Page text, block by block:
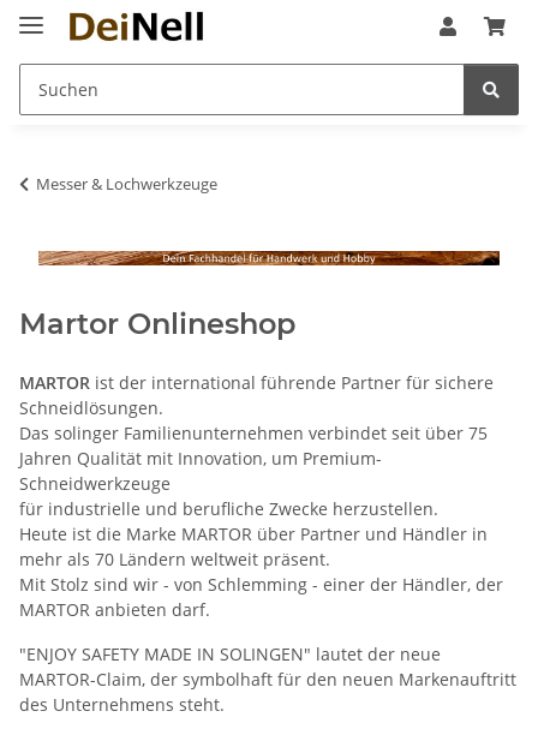
Messer & Lochwerkzeuge
Martor Onlineshop
MARTOR ist der international führende Partner für sichere
Schneidlösungen.
Das solinger Familienunternehmen verbindet seit über 75
Jahren Qualität mit Innovation, um Premium-
Schneidwerkzeuge
für industrielle und berufliche Zwecke herzustellen.
Heute ist die Marke MARTOR über Partner und Händler in
mehr als 70 Ländern weltweit präsent.
Mit Stolz sind wir - von Schlemming - einer der Händler, der
MARTOR anbieten darf.
"ENJOY SAFETY MADE IN SOLINGEN" lautet der neue
MARTOR-Claim, der symbolhaft für den neuen Markenauftritt
des Unternehmens steht.